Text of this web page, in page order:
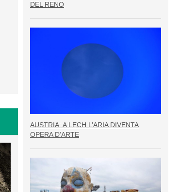
DEL RENO
AUSTRIA: A LECH L’ARIA DIVENTA
OPERA D’ARTE